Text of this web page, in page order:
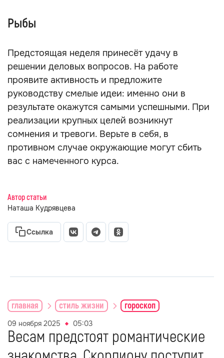
Рыбы
Предстоящая неделя принесёт удачу в
решении деловых вопросов. На работе
проявите активность и предложите
руководству смелые идеи: именно они в
результате окажутся самыми успешными. При
реализации крупных целей возникнут
сомнения и тревоги. Верьте в себя, в
противном случае окружающие могут сбить
вас с намеченного курса.
Автор статьи
Наташа Кудрявцева
Ссылка
главная стиль жизни гороскоп
09 ноября 2025 05:03
Весам предстоят романтические